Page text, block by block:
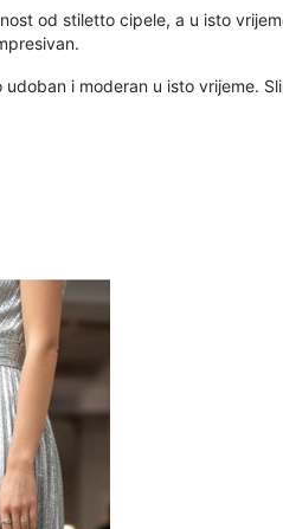
od stiletto cipele, a u isto
i moderan u isto vrijeme.